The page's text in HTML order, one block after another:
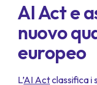
AI Act e
nuovo
europeo
L’AI Actclassifica i